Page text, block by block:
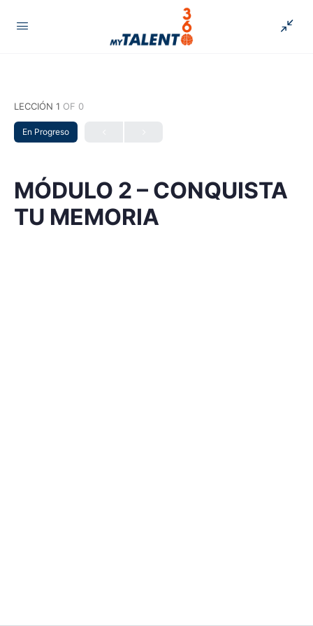
LECCIÓN 1 OF 0
En Progreso
MÓDULO 2 – CONQUISTA
TU MEMORIA